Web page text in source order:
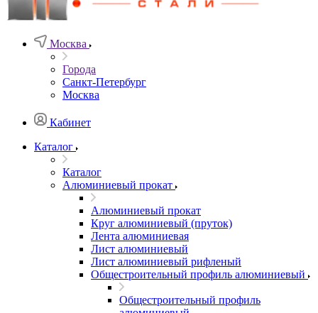
Москва
Города
Санкт-Петербург
Москва
Кабинет
Каталог
Каталог
Алюминиевый прокат
Алюминиевый прокат
Круг алюминиевый (пруток)
Лента алюминиевая
Лист алюминиевый
Лист алюминиевый рифленый
Общестроительный профиль алюминиевый
Общестроительный профиль